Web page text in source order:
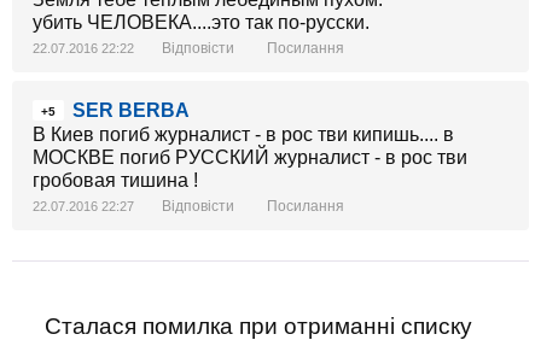
убить ЧЕЛОВЕКА....это так по-русски.
22.07.2016 22:22 Відповісти Посилання
+5
SER BERBA
В Киев погиб журналист - в рос тви кипишь.... в
МОСКВЕ погиб РУССКИЙ журналист - в рос тви
гробовая тишина !
22.07.2016 22:27 Відповісти Посилання
Сталася помилка при отриманні списку